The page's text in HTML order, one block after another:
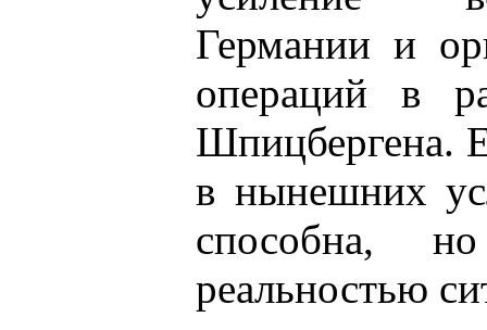
Германии и
операций в
Шпицбергена.
в нынешних
способна,
реальностью